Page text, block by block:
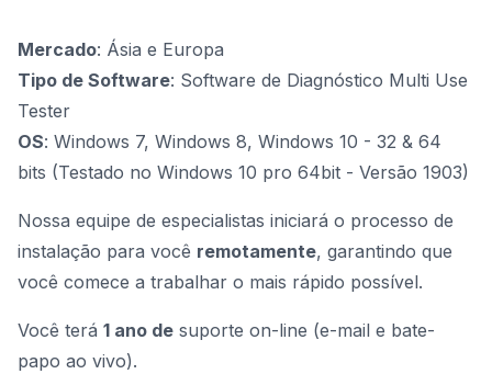
Mercado: Ásia e Europa
Tipo de Software: Software de Diagnóstico Multi Use
Tester
OS: Windows 7, Windows 8, Windows 10 - 32 & 64
bits (Testado no Windows 10 pro 64bit - Versão 1903)
Nossa equipe de especialistas iniciará o processo de
instalação para você remotamente, garantindo que
você comece a trabalhar o mais rápido possível.
Você terá 1 ano de suporte on-line (e-mail e bate-
papo ao vivo).